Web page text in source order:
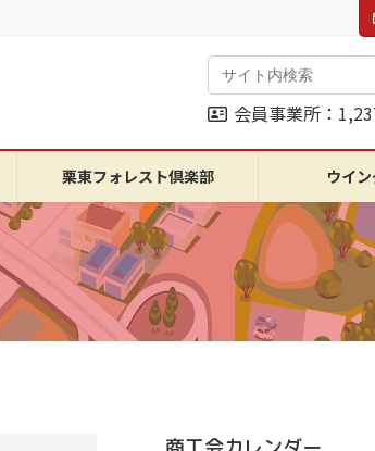
会員事業所：
栗東フォレスト倶楽部 ウイ